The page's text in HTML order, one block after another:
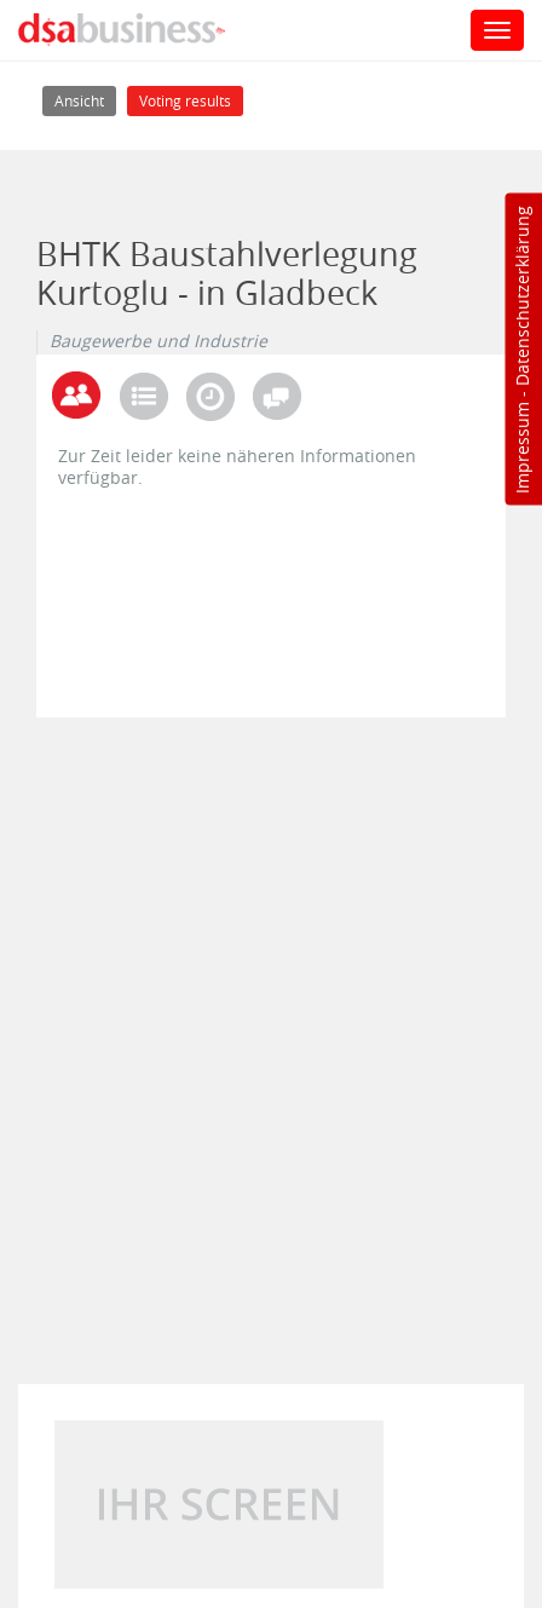
Impressum
-
Datenschutzerklärung
Haupt-Reiter
Ansicht (aktiver Reiter)
Voting results
BHTK Baustahlverlegung
Kurtoglu - in Gladbeck
Baugewerbe und Industrie
Zur Zeit leider keine näheren Informationen
verfügbar.